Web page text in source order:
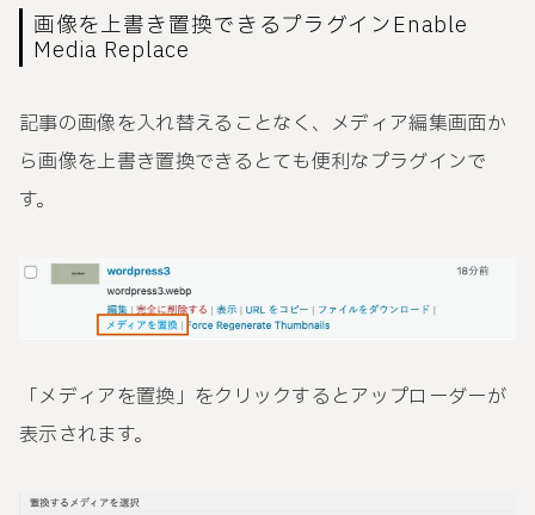
画像を上書き置換できるプラグインEnable
Media Replace
記事の画像を入れ替えることなく、メディア編集画面か
ら画像を上書き置換できるとても便利なプラグインで
す。
「メディアを置換」をクリックするとアップローダーが
表示されます。